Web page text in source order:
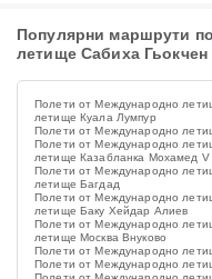
Популярни маршрути
летище Сабиха Гьокчен
Полети от Международно
летище Куала Лумпур
Полети от Международно
Полети от Международно
летище Казабланка Мохамед V
Полети от Международно
летище Багдад
Полети от Международно
летище Баку Хейдар Алиев
Полети от Международно
летище Москва Внуково
Полети от Международно
Полети от Международно